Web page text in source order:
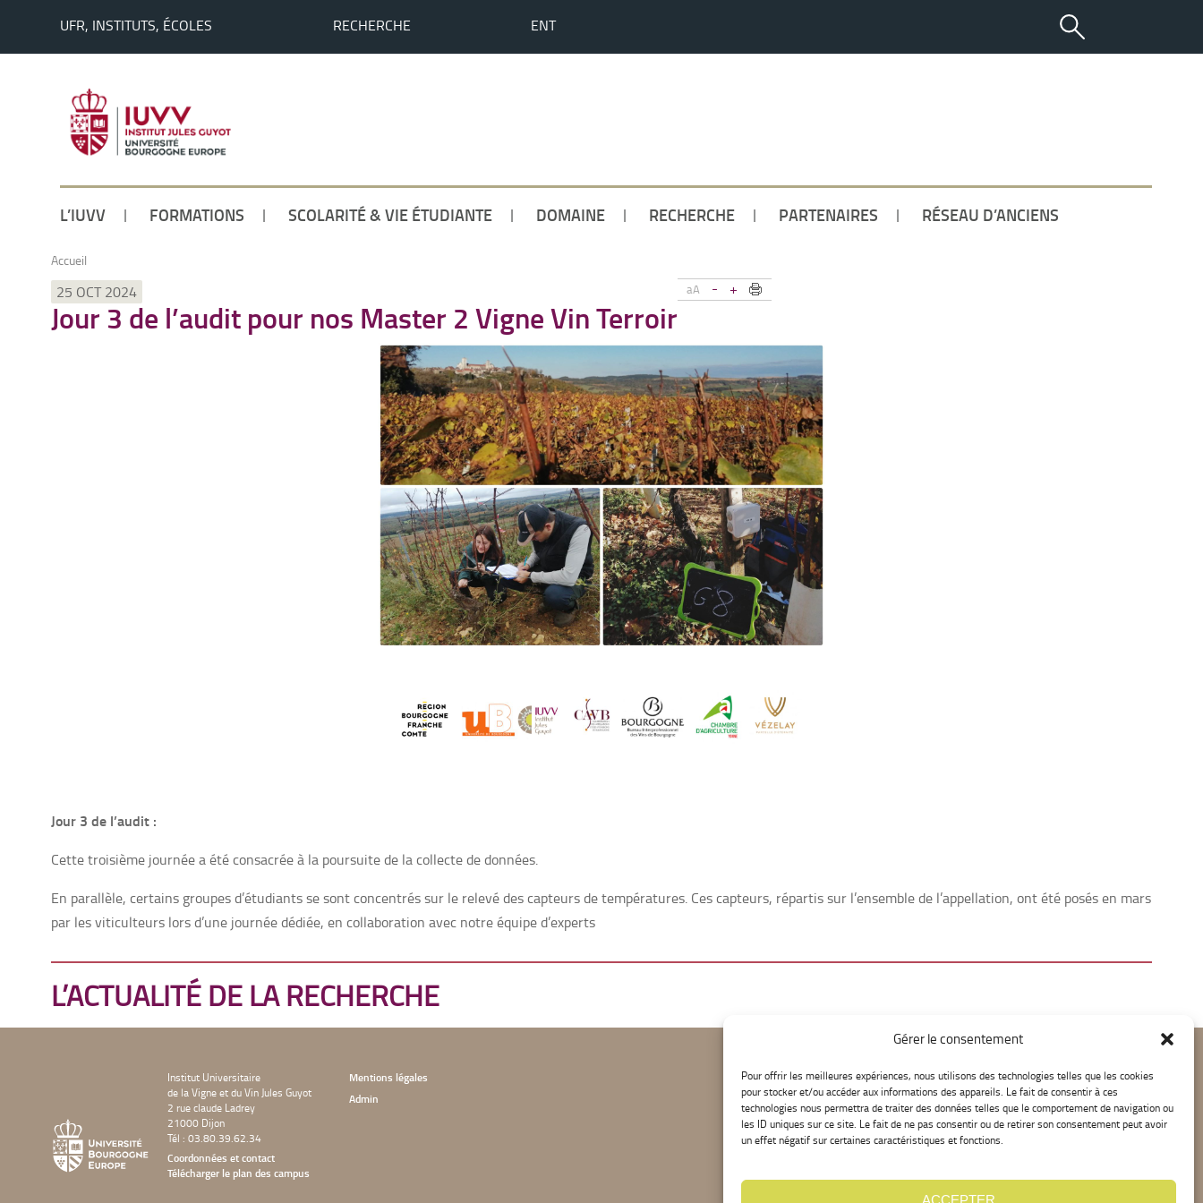
Gérer le consentement
Pour offrir les meilleures expériences, nous utilisons des technologies telles que les cookies
pour stocker et/ou accéder aux informations des appareils. Le fait de consentir à ces
technologies nous permettra de traiter des données telles que le comportement de navigation ou
les ID uniques sur ce site. Le fait de ne pas consentir ou de retirer son consentement peut avoir
un effet négatif sur certaines caractéristiques et fonctions.
ACCEPTER
UFR, INSTITUTS, ÉCOLES RECHERCHE ENT
L’IUVV FORMATIONS SCOLARITÉ & VIE ÉTUDIANTE DOMAINE RECHERCHE PARTENAIRES RÉSEAU D’ANCIENS
Accueil
aA - +
25 OCT 2024
Jour 3 de l’audit pour nos Master 2 Vigne Vin Terroir
Jour 3 de l’audit :
Cette troisième journée a été consacrée à la poursuite de la collecte de données.
En parallèle, certains groupes d’étudiants se sont concentrés sur le relevé des capteurs de températures. Ces capteurs, répartis sur l’ensemble de l’appellation, ont été posés en mars
par les viticulteurs lors d’une journée dédiée, en collaboration avec notre équipe d’experts
L’ACTUALITÉ DE LA RECHERCHE
Institut Universitaire
de la Vigne et du Vin Jules Guyot
2 rue claude Ladrey
21000 Dijon
Tél : 03.80.39.62.34
Coordonnées et contact
Télécharger le plan des campus
Mentions légales
Admin